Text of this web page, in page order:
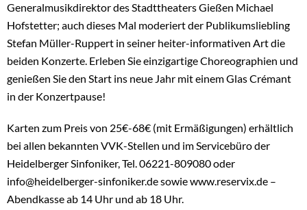
Generalmusikdirektor des Stadttheaters Gießen Michael
Hofstetter; auch dieses Mal moderiert der Publikumsliebling
Stefan Müller-Ruppert in seiner heiter-informativen Art die
beiden Konzerte. Erleben Sie einzigartige Choreographien und
genießen Sie den Start ins neue Jahr mit einem Glas Crémant
in der Konzertpause!
Karten zum Preis von 25€-68€ (mit Ermäßigungen) erhältlich
bei allen bekannten VVK-Stellen und im Servicebüro der
Heidelberger Sinfoniker, Tel. 06221-809080 oder
info@heidelberger-sinfoniker.de sowie www.reservix.de –
Abendkasse ab 14 Uhr und ab 18 Uhr.